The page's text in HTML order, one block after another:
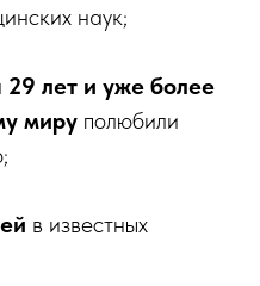
наук;
29 лет и уже более
миру полюбили
в известных